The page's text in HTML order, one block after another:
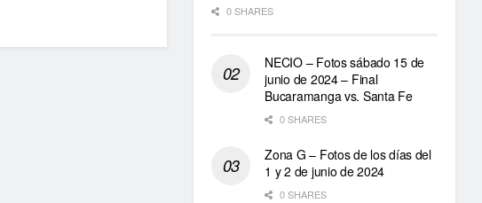
0 SHARES
NECIO – Fotos sábado 15 de
junio de 2024 – Final
Bucaramanga vs. Santa Fe
0 SHARES
Zona G – Fotos de los días del
1 y 2 de junio de 2024
0 SHARES